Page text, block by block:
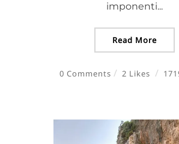
imponenti...
Read More
0 Comments 2 Likes